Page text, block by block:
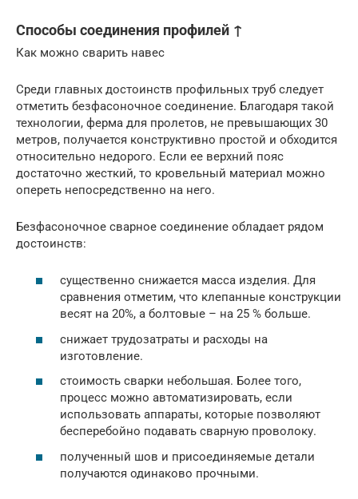
Способы соединения профилей ↑
Как можно сварить навес
Среди главных достоинств профильных труб следует
отметить безфасоночное соединение. Благодаря такой
технологии, ферма для пролетов, не превышающих 30
метров, получается конструктивно простой и обходится
относительно недорого. Если ее верхний пояс
достаточно жесткий, то кровельный материал можно
опереть непосредственно на него.
Безфасоночное сварное соединение обладает рядом
достоинств:
существенно снижается масса изделия. Для
сравнения отметим, что клепанные конструкции
весят на 20%, а болтовые – на 25 % больше.
снижает трудозатраты и расходы на
изготовление.
стоимость сварки небольшая. Более того,
процесс можно автоматизировать, если
использовать аппараты, которые позволяют
бесперебойно подавать сварную проволоку.
полученный шов и присоединяемые детали
получаются одинаково прочными.